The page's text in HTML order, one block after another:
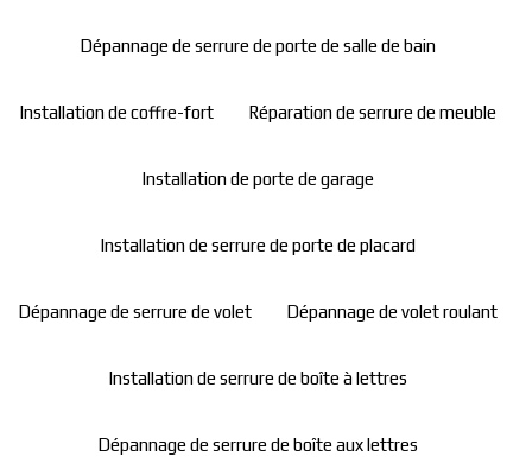
Dépannage de serrure de porte de salle de bain
Installation de coffre-fort Réparation de serrure de meuble
Installation de porte de garage
Installation de serrure de porte de placard
Dépannage de serrure de volet Dépannage de volet roulant
Installation de serrure de boîte à lettres
Dépannage de serrure de boîte aux lettres